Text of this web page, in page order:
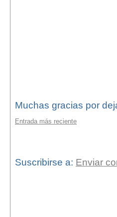
Muchas gracias por
Entrada más reciente
Suscribirse a: Enviar